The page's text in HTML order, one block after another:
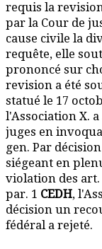
requis la
par la Cour de
cause civile la
requête, elle
prononcé sur
revision a été
statué le 17
l'Association X.
juges en
gen. Par
siégeant en
violation des art.
par. 1 CEDH,
décision un
fédéral a rejeté.